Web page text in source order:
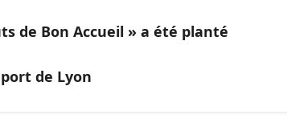
de Bon Accueil » a été planté
de Lyon